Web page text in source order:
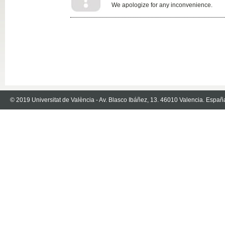
We apologize for any inconvenience.
© 2019 Universitat de València - Av. Blasco Ibáñez, 13. 46010 Valencia.